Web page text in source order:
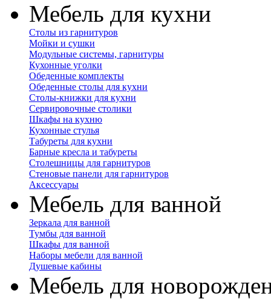
Мебель для кухни
Столы из гарнитуров
Мойки и сушки
Модульные системы, гарнитуры
Кухонные уголки
Обеденные комплекты
Обеденные столы для кухни
Столы-книжки для кухни
Сервировочные столики
Шкафы на кухню
Кухонные стулья
Табуреты для кухни
Барные кресла и табуреты
Столешницы для гарнитуров
Стеновые панели для гарнитуров
Аксессуары
Мебель для ванной
Зеркала для ванной
Тумбы для ванной
Шкафы для ванной
Наборы мебели для ванной
Душевые кабины
Мебель для